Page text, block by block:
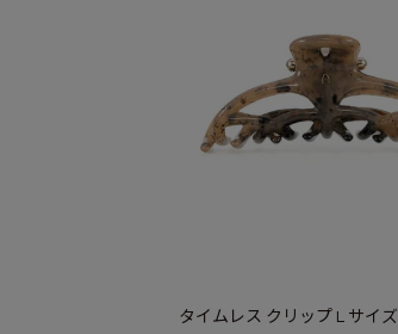
タイムレス クリップ L サイズ